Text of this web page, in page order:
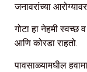
जनावरांच्या
गोटा हा नेहमी स्वच्छ
आणि कोरडा राहतो.
पावसाळ्यामधील